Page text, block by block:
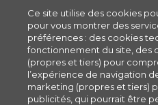
Ce site utilise des cookies
pour vous montrer des
préférences : des cookies
fonctionnement du site, des
(propres et tiers) pour
l’expérience de navigation
marketing (propres et tiers)
publicités, qui pourrait être